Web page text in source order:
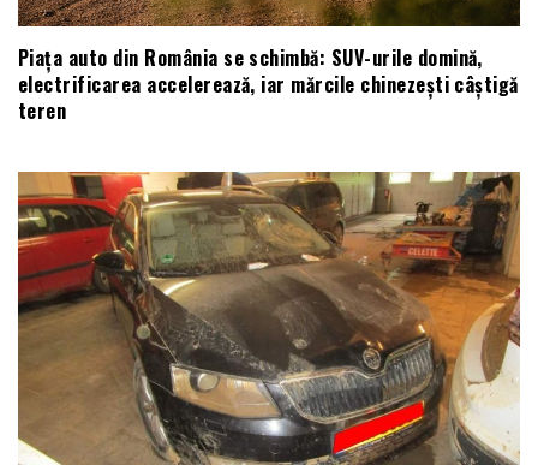
Piața auto din România se schimbă: SUV-urile domină,
electrificarea accelerează, iar mărcile chinezești câștigă
teren